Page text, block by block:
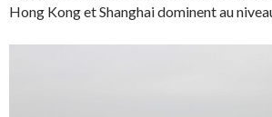
Hong Kong et Shanghai dominent au